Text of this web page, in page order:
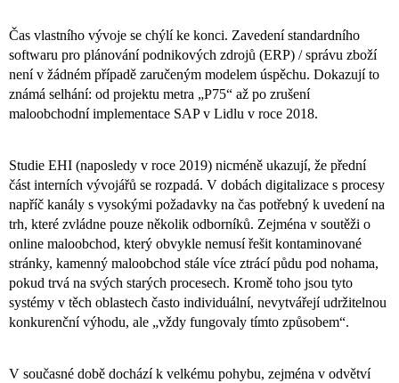
Čas vlastního vývoje se chýlí ke konci. Zavedení standardního
softwaru pro plánování podnikových zdrojů (ERP) / správu zboží
není v žádném případě zaručeným modelem úspěchu. Dokazují to
známá selhání: od projektu metra „P75“ až po zrušení
maloobchodní implementace SAP v Lidlu v roce 2018.
Studie EHI (naposledy v roce 2019) nicméně ukazují, že přední
část interních vývojářů se rozpadá. V dobách digitalizace s procesy
napříč kanály s vysokými požadavky na čas potřebný k uvedení na
trh, které zvládne pouze několik odborníků. Zejména v soutěži o
online maloobchod, který obvykle nemusí řešit kontaminované
stránky, kamenný maloobchod stále více ztrácí půdu pod nohama,
pokud trvá na svých starých procesech. Kromě toho jsou tyto
systémy v těch oblastech často individuální, nevytvářejí udržitelnou
konkurenční výhodu, ale „vždy fungovaly tímto způsobem“.
V současné době dochází k velkému pohybu, zejména v odvětví